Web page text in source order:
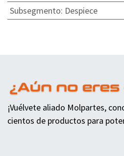
Subsegmento: Despiece
¡Vuélvete aliado Molpartes,
cientos de productos para